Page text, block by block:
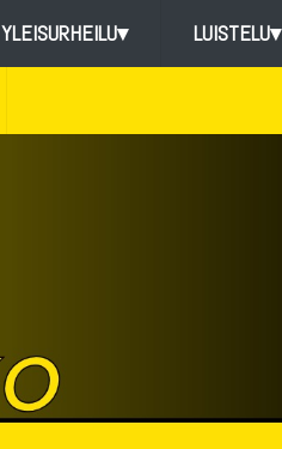
YLEISURHEILU▾ LUISTELU▾